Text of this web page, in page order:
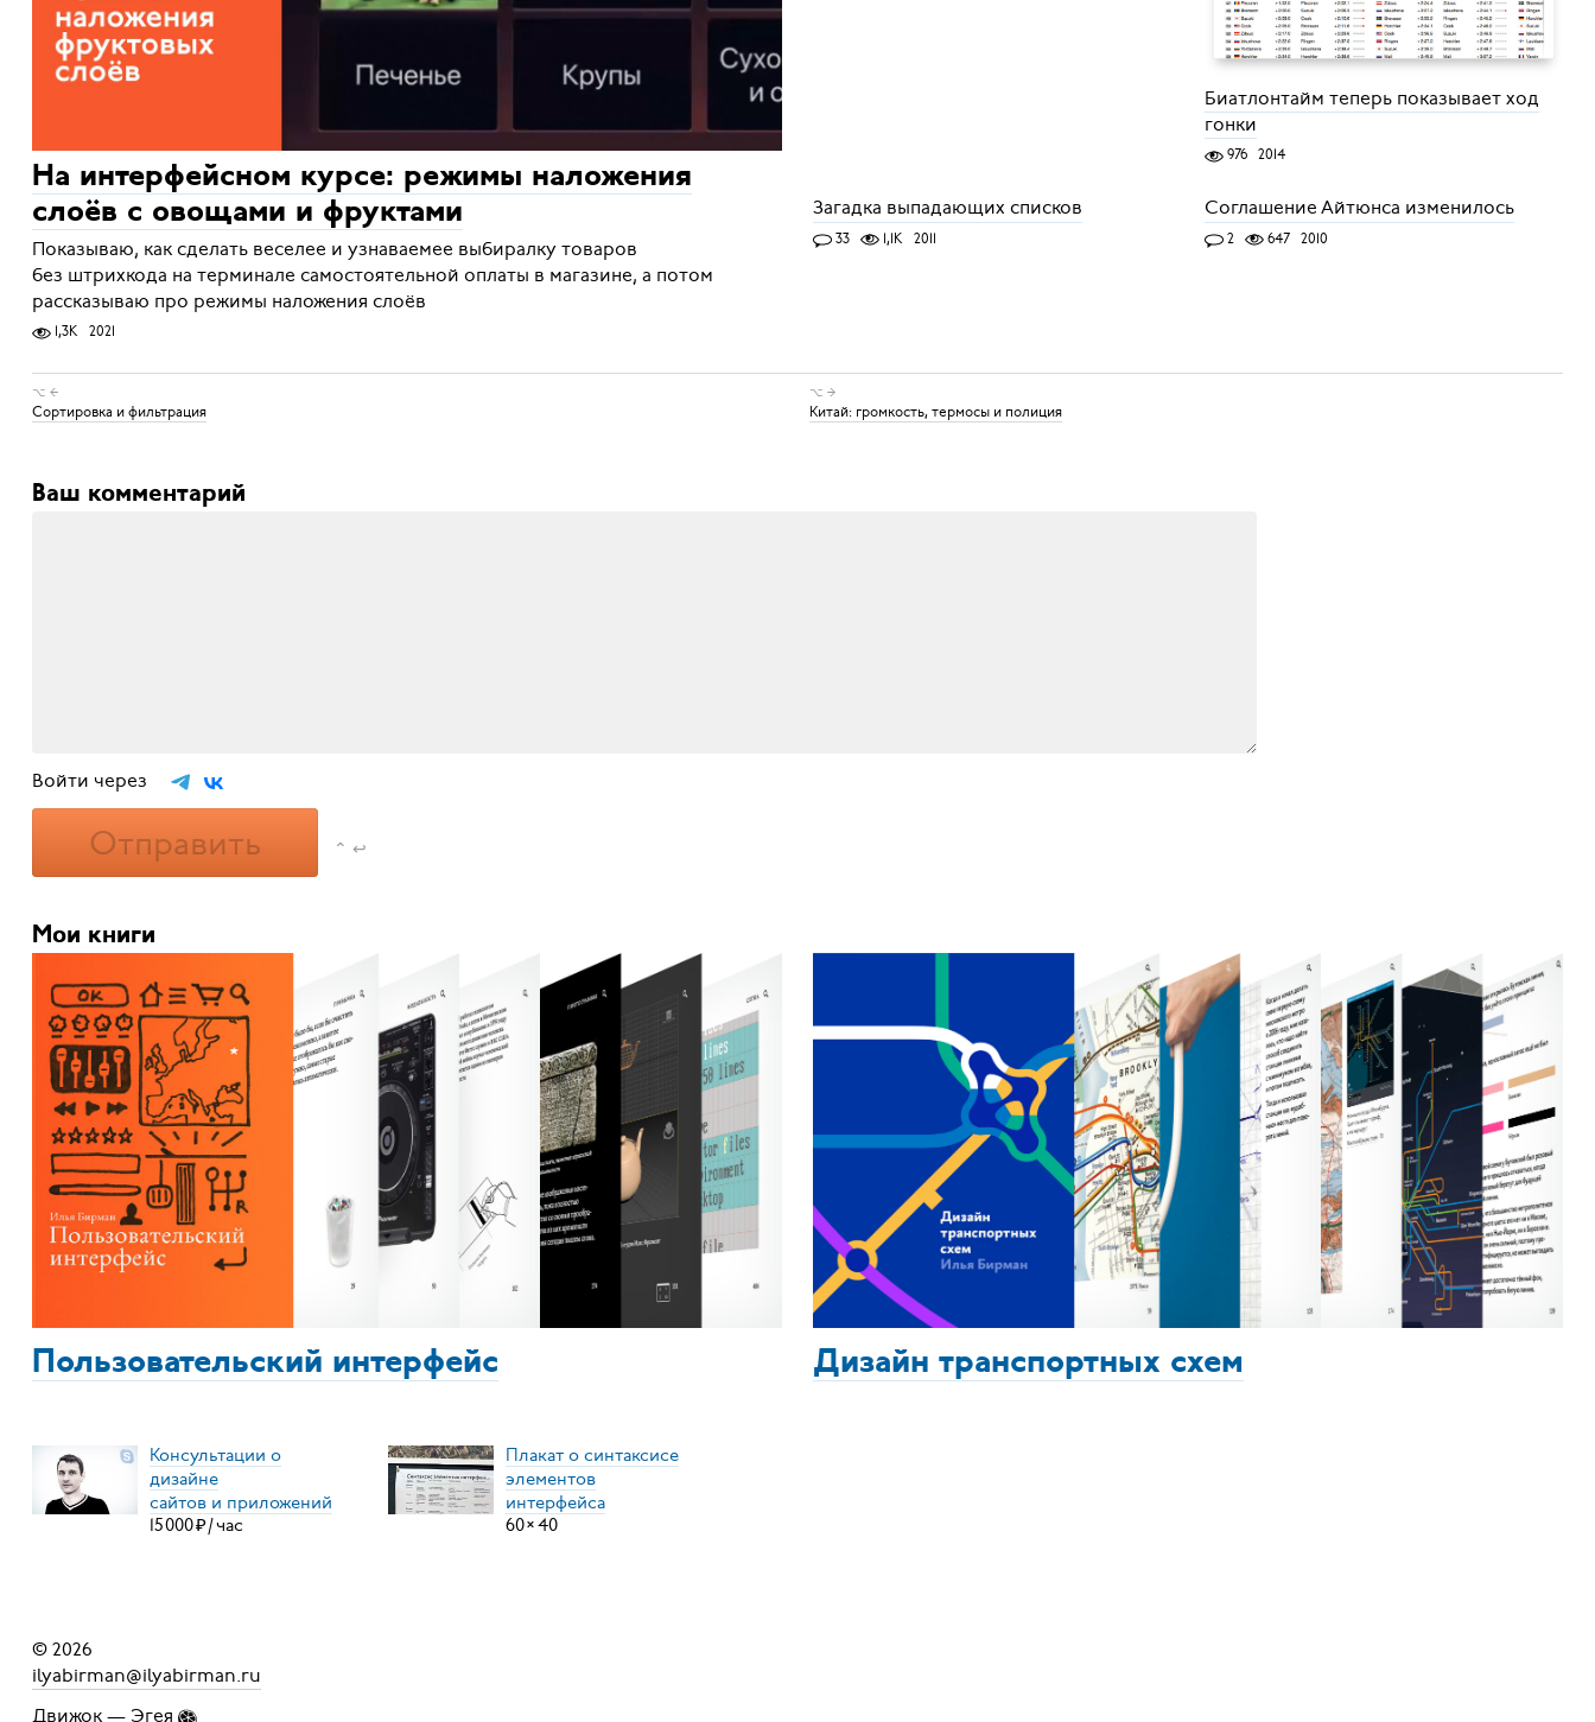
На интерфейсном курсе: режимы наложения
слоёв с овощами и фруктами
Показываю, как сделать веселее и узнаваемее выбиралку товаров
без штрихкода на терминале самостоятельной оплаты в магазине, а потом
рассказываю про режимы наложения слоёв
1,3K 2021
Биатлонтайм теперь показывает ход
гонки
976 2014
Загадка выпадающих списков
33 1,1K 2011
Соглашение Айтюнса изменилось
2 647 2010
⌥ ←
Сортировка и фильтрация
⌥ →
Китай: громкость, термосы и полиция
Ваш комментарий
Войти через
Отправить ⌃ ↩
Мои книги
Пользовательский интерфейс Дизайн транспортных схем
Консультации о
дизайне
сайтов и приложений
15000₽/час
Плакат о синтаксисе
элементов
интерфейса
60×40
© 2026
ilyabirman@ilyabirman.ru
Движок — Эгея